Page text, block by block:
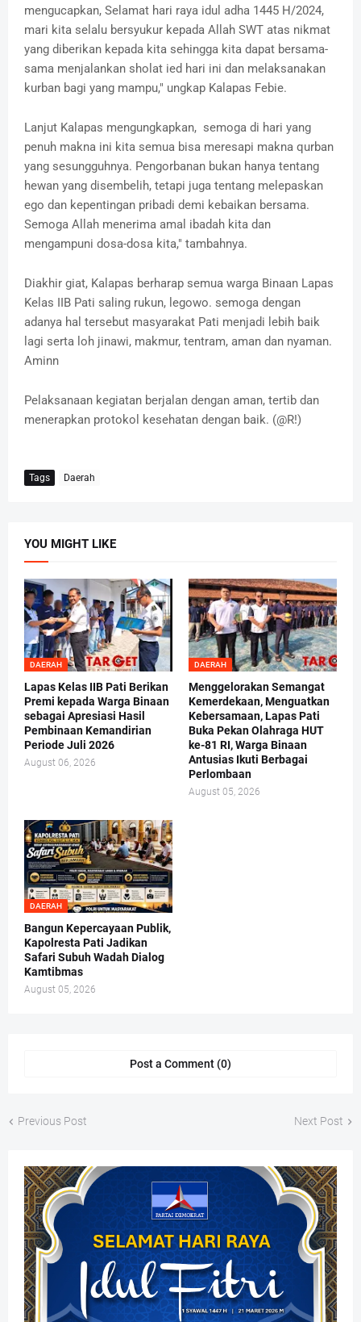
mengucapkan, Selamat hari raya idul adha 1445 H/2024,
mari kita selalu bersyukur kepada Allah SWT atas nikmat
yang diberikan kepada kita sehingga kita dapat bersama-
sama menjalankan sholat ied hari ini dan melaksanakan
kurban bagi yang mampu," ungkap Kalapas Febie.
Lanjut Kalapas mengungkapkan, semoga di hari yang
penuh makna ini kita semua bisa meresapi makna qurban
yang sesungguhnya. Pengorbanan bukan hanya tentang
hewan yang disembelih, tetapi juga tentang melepaskan
ego dan kepentingan pribadi demi kebaikan bersama.
Semoga Allah menerima amal ibadah kita dan
mengampuni dosa-dosa kita," tambahnya.
Diakhir giat, Kalapas berharap semua warga Binaan Lapas
Kelas IIB Pati saling rukun, legowo. semoga dengan
adanya hal tersebut masyarakat Pati menjadi lebih baik
lagi serta loh jinawi, makmur, tentram, aman dan nyaman.
Aminn
Pelaksanaan kegiatan berjalan dengan aman, tertib dan
menerapkan protokol kesehatan dengan baik. (@R!)
Tags Daerah
YOU MIGHT LIKE
DAERAH
Lapas Kelas IIB Pati Berikan
Premi kepada Warga Binaan
sebagai Apresiasi Hasil
Pembinaan Kemandirian
Periode Juli 2026
August 06, 2026
DAERAH
Menggelorakan Semangat
Kemerdekaan, Menguatkan
Kebersamaan, Lapas Pati
Buka Pekan Olahraga HUT
ke-81 RI, Warga Binaan
Antusias Ikuti Berbagai
Perlombaan
August 05, 2026
DAERAH
Bangun Kepercayaan Publik,
Kapolresta Pati Jadikan
Safari Subuh Wadah Dialog
Kamtibmas
August 05, 2026
Post a Comment (0)
Previous Post Next Post